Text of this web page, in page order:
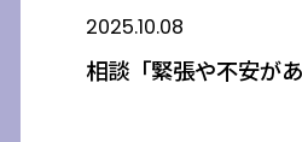
2025.10.08
相談「緊張や不安が